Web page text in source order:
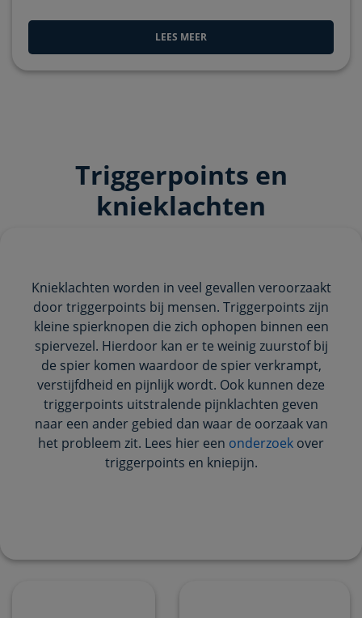
LEES MEER
Triggerpoints en
knieklachten
Knieklachten worden in veel gevallen veroorzaakt
door triggerpoints bij mensen. Triggerpoints zijn
kleine spierknopen die zich ophopen binnen een
spiervezel. Hierdoor kan er te weinig zuurstof bij
de spier komen waardoor de spier verkrampt,
verstijfdheid en pijnlijk wordt. Ook kunnen deze
triggerpoints uitstralende pijnklachten geven
naar een ander gebied dan waar de oorzaak van
het probleem zit. Lees hier een onderzoek over
triggerpoints en kniepijn.